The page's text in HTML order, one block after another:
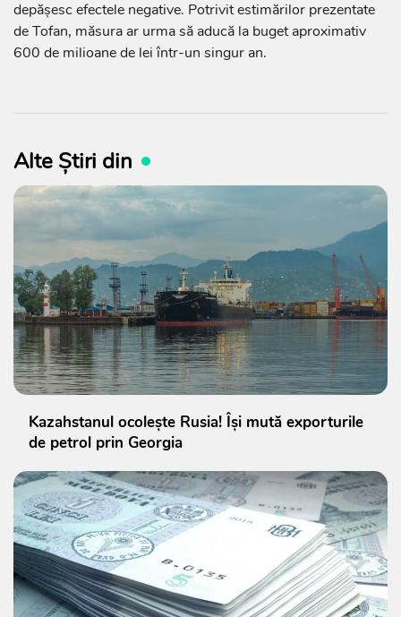
depășesc efectele negative. Potrivit estimărilor prezentate
de Tofan, măsura ar urma să aducă la buget aproximativ
600 de milioane de lei într-un singur an.
Alte Știri din
Kazahstanul ocolește Rusia! Își mută exporturile
de petrol prin Georgia